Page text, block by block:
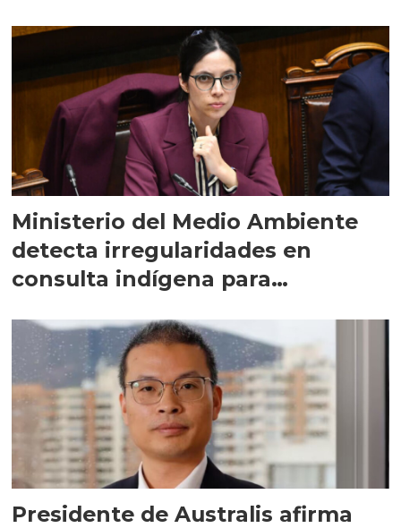
Ministerio del Medio Ambiente
detecta irregularidades en
consulta indígena para
Presidente de Australis afirma